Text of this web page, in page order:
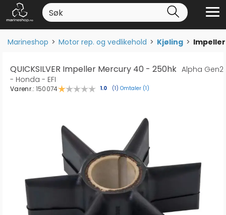
Marineshop>Motor rep. og vedlikehold>Kjøling>Impeller
QUICKSILVER Impeller Mercury 40 - 250hk Alpha Gen2
- Honda - EFI
Varenr.: 150074 Gjennomsnittskarakter:
1.0 (stemmer:
1) Omtaler (1)